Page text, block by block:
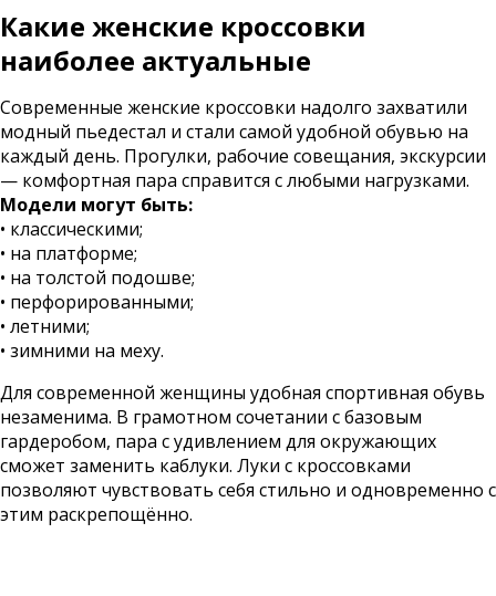
Какие женские кроссовки
наиболее актуальные
Современные женские кроссовки надолго захватили
модный пьедестал и стали самой удобной обувью на
каждый день. Прогулки, рабочие совещания, экскурсии
— комфортная пара справится с любыми нагрузками.
Модели могут быть:
• классическими;
• на платформе;
• на толстой подошве;
• перфорированными;
• летними;
• зимними на меху.
Для современной женщины удобная спортивная обувь
незаменима. В грамотном сочетании с базовым
гардеробом, пара с удивлением для окружающих
сможет заменить каблуки. Луки с кроссовками
позволяют чувствовать себя стильно и одновременно с
этим раскрепощённо.